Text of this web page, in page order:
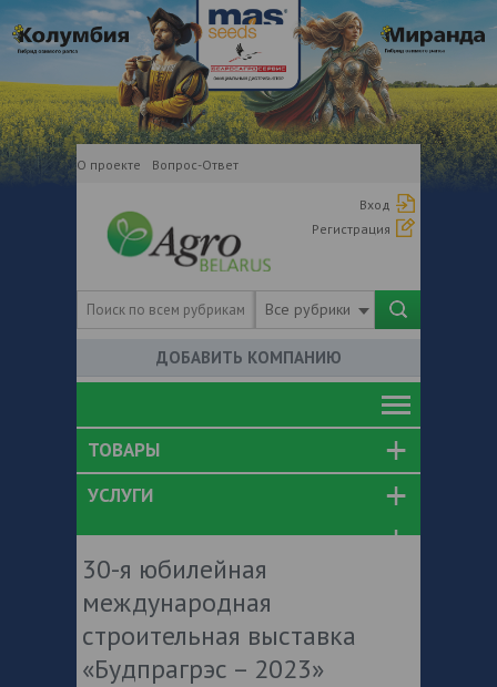
О проекте Вопрос-Ответ
Вход
Регистрация
Все рубрики
ДОБАВИТЬ КОМПАНИЮ
ТОВАРЫ
УСЛУГИ
30-я юбилейная
международная
строительная выставка
«Будпрагрэс – 2023»